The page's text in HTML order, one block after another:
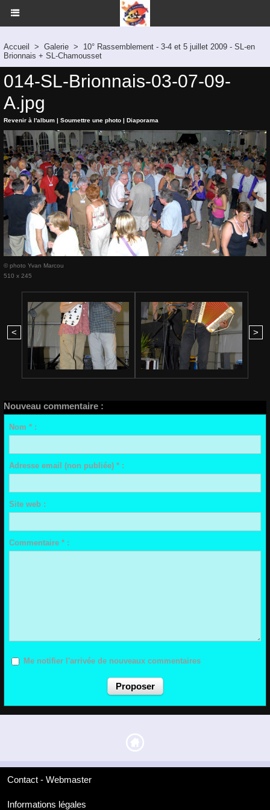
Accueil > Galerie >
10° Rassemblement - 3-4 et 5 juillet 2009 - SL-en
Brionnais + SL-Chamousset
014-SL-Brionnais-03-07-09-
A.jpg
Revenir à l'album | Soumettre une photo | Diaporama
© photo Yvan Marcou
510 x 245
< >
Nouveau commentaire :
Nom * :
Adresse email (non publiée) * :
Site web :
Commentaire * :
Me notifier l'arrivée de nouveaux commentaires
Contact - Webmaster
Informations légales